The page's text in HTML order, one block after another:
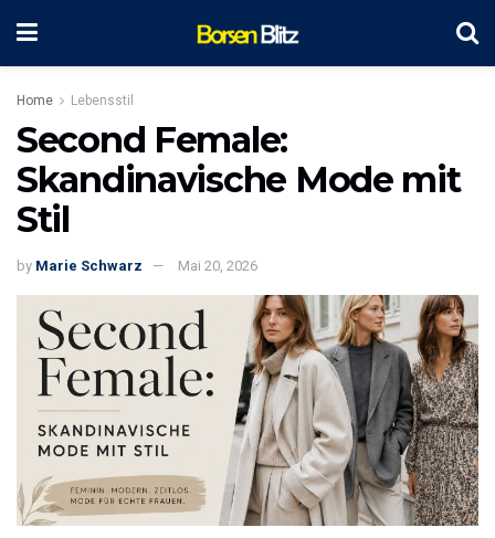
Home Lebensstil
Second Female:
Skandinavische Mode mit
Stil
by Marie Schwarz Mai 20, 2026